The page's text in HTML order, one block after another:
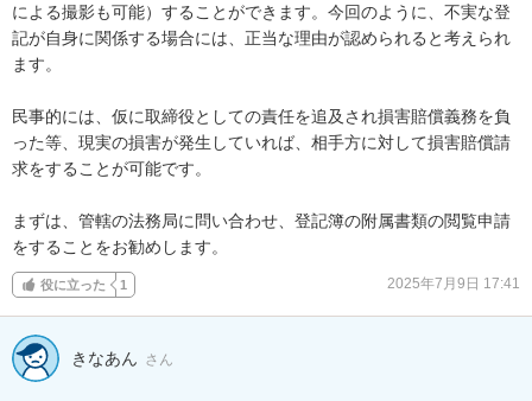
による撮影も可能）することができます。今回のように、不実な登
記が自身に関係する場合には、正当な理由が認められると考えられ
ます。
民事的には、仮に取締役としての責任を追及され損害賠償義務を負
った等、現実の損害が発生していれば、相手方に対して損害賠償請
求をすることが可能です。
まずは、管轄の法務局に問い合わせ、登記簿の附属書類の閲覧申請
をすることをお勧めします。
役に立った 1 2025年7月9日 17:41
きなあん さん